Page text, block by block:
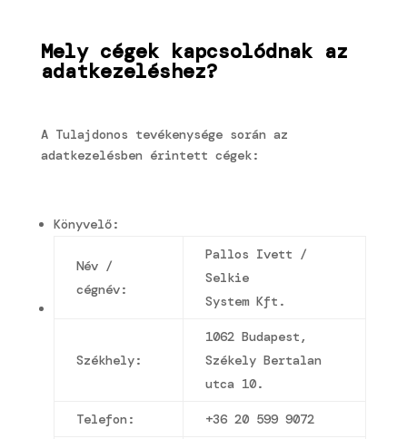
Mely cégek kapcsolódnak az
adatkezeléshez?
A Tulajdonos tevékenysége során az
adatkezelésben érintett cégek:
Könyvelő:
Név /
cégnév:
Pallos Ivett /
Selkie
System Kft.
Székhely:
1062 Budapest,
Székely Bertalan
utca 10.
Telefon: +36 20 599 9072